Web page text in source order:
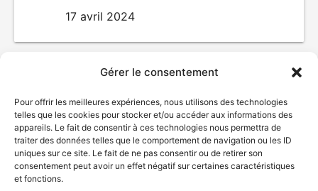
Gérer le consentement
Pour offrir les meilleures expériences, nous utilisons des technologies
telles que les cookies pour stocker et/ou accéder aux informations des
appareils. Le fait de consentir à ces technologies nous permettra de
traiter des données telles que le comportement de navigation ou les ID
uniques sur ce site. Le fait de ne pas consentir ou de retirer son
consentement peut avoir un effet négatif sur certaines caractéristiques
et fonctions.
17 avril 2024